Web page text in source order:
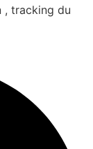
, tracking du